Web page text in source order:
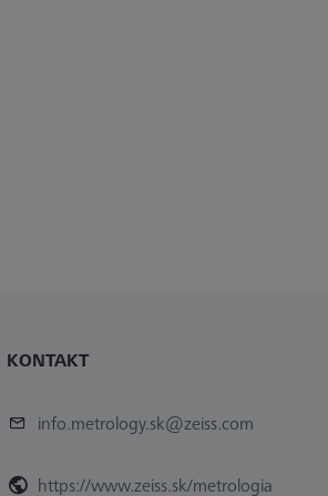
KONTAKT
info.metrology.sk@zeiss.com
https://www.zeiss.sk/metrologia